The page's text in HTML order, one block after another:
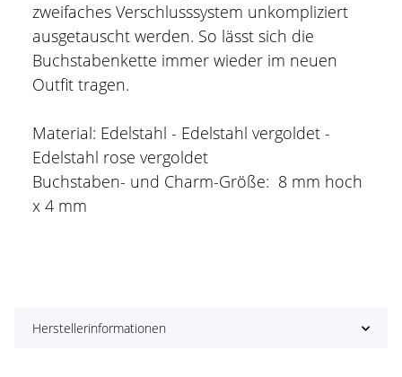
zweifaches Verschlusssystem unkompliziert
ausgetauscht werden. So lässt sich die
Buchstabenkette immer wieder im neuen
Outfit tragen.
Material: Edelstahl - Edelstahl vergoldet -
Edelstahl rose vergoldet
Buchstaben- und Charm-Größe: 8 mm hoch
x 4 mm
Herstellerinformationen